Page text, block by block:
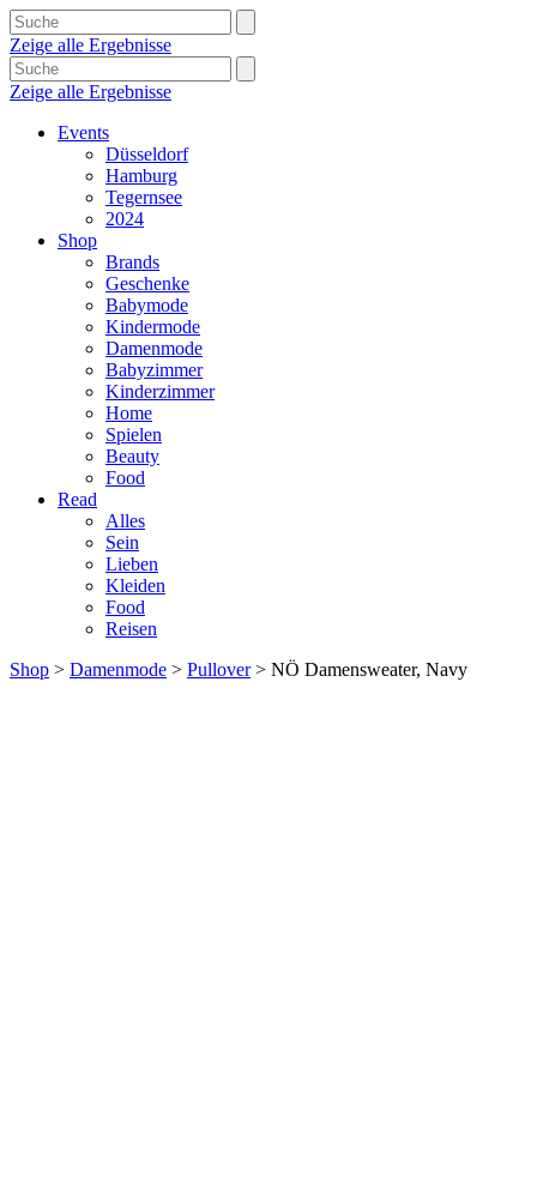
Zeige alle Ergebnisse
Zeige alle Ergebnisse
Events
Düsseldorf
Hamburg
Tegernsee
2024
Shop
Brands
Geschenke
Babymode
Kindermode
Damenmode
Babyzimmer
Kinderzimmer
Home
Spielen
Beauty
Food
Read
Alles
Sein
Lieben
Kleiden
Food
Reisen
Shop > Damenmode > Pullover> NÖ Damensweater, Navy